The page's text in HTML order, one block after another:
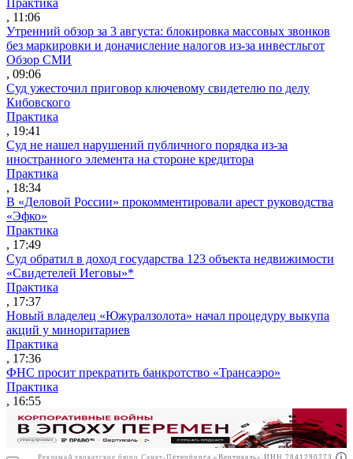
Реклама АО"Право.ру" ИНН: 7708095468
, 11:06
Утренний обзор за 3 августа: блокировка массовых звонков
без маркировки и доначисление налогов из-за инвестльгот
Обзор СМИ
, 09:06
Суд ужесточил приговор ключевому свидетелю по делу
Кибовского
Практика
, 19:41
Суд не нашел нарушений публичного порядка из-за
иностранного элемента на стороне кредитора
Практика
, 18:34
В «Деловой России» прокомментировали арест руководства
«Эфко»
Практика
, 17:49
Суд обратил в доход государства 123 объекта недвижимости
«Свидетелей Иеговы»*
Практика
, 17:37
Новый владелец «Южуралзолота» начал процедуру выкупа
акций у миноритариев
Практика
, 17:36
ФНС просит прекратить банкротство «Трансаэро»
Практика
, 16:55
Реклама Адвокатское бюро Санкт-Петербурга «Вертикаль» ИНН 7841290773